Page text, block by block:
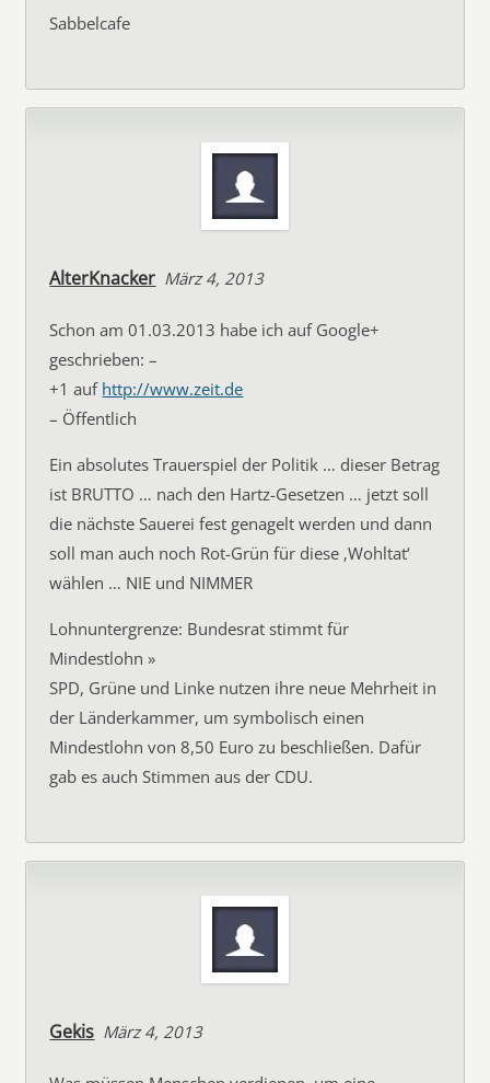
Sabbelcafe
AlterKnacker März 4, 2013
Schon am 01.03.2013 habe ich auf Google+
geschrieben: –
+1 auf http://www.zeit.de
– Öffentlich
Ein absolutes Trauerspiel der Politik … dieser Betrag
ist BRUTTO … nach den Hartz-Gesetzen … jetzt soll
die nächste Sauerei fest genagelt werden und dann
soll man auch noch Rot-Grün für diese ‚Wohltat‘
wählen … NIE und NIMMER
Lohnuntergrenze: Bundesrat stimmt für
Mindestlohn »
SPD, Grüne und Linke nutzen ihre neue Mehrheit in
der Länderkammer, um symbolisch einen
Mindestlohn von 8,50 Euro zu beschließen. Dafür
gab es auch Stimmen aus der CDU.
Gekis März 4, 2013